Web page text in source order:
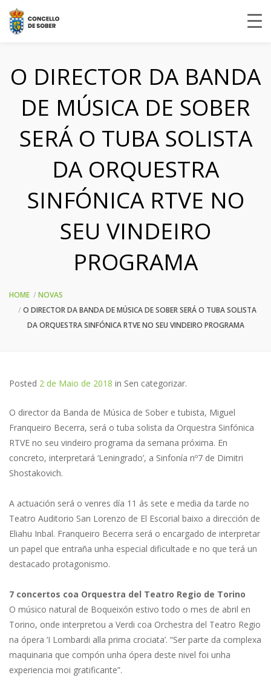
O DIRECTOR DA BANDA
DE MÚSICA DE SOBER
SERÁ O TUBA SOLISTA
DA ORQUESTRA
SINFÓNICA RTVE NO
SEU VINDEIRO
PROGRAMA
HOME
NOVAS
O DIRECTOR DA BANDA DE MÚSICA DE SOBER SERÁ O TUBA SOLISTA
DA ORQUESTRA SINFÓNICA RTVE NO SEU VINDEIRO PROGRAMA
Posted 2 de Maio de 2018 in Sen categorizar.
O director da Banda de Música de Sober e tubista, Miguel
Franqueiro Becerra, será o tuba solista da Orquestra Sinfónica
RTVE no seu vindeiro programa da semana próxima. En
concreto, interpretará ‘Leningrado’, a Sinfonía nº7 de Dimitri
Shostakovich.
A actuación será o venres día 11 ás sete e media da tarde no
Teatro Auditorio San Lorenzo de El Escorial baixo a dirección de
Eliahu Inbal. Franqueiro Becerra será o encargado de interpretar
un papel que entraña unha especial dificultade e no que terá un
destacado protagonismo.
7 concertos coa Orquestra del Teatro Regio de Torino
O músico natural de Boqueixón estivo todo o mes de abril en
Torino, onde interpretou a Verdi coa Orchestra del Teatro Regio
na ópera ‘I Lombardi alla prima crociata’. “Ser parte da complexa
maquinaria que compón unha ópera deste nivel foi unha
experiencia moi gratificante”.